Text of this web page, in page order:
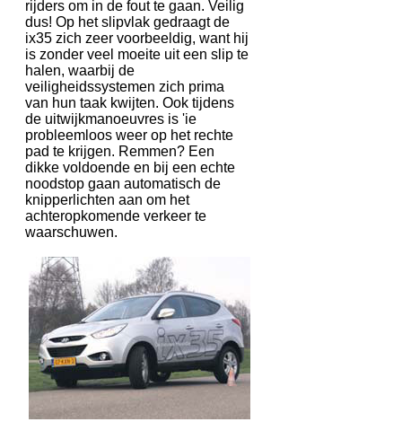
rijders om in de fout te gaan. Veilig
dus! Op het slipvlak gedraagt de
ix35 zich zeer voorbeeldig, want hij
is zonder veel moeite uit een slip te
halen, waarbij de
veiligheidssystemen zich prima
van hun taak kwijten. Ook tijdens
de uitwijkmanoeuvres is 'ie
probleemloos weer op het rechte
pad te krijgen. Remmen? Een
dikke voldoende en bij een echte
noodstop gaan automatisch de
knipperlichten aan om het
achteropkomende verkeer te
waarschuwen.